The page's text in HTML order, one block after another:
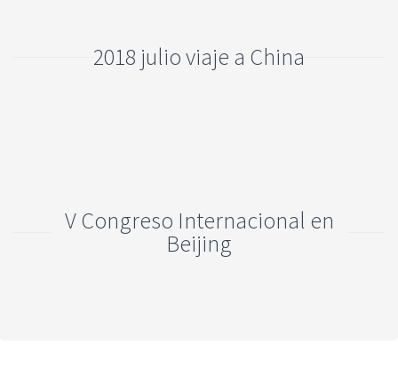
2018 julio viaje a China
V Congreso Internacional en
Beijing